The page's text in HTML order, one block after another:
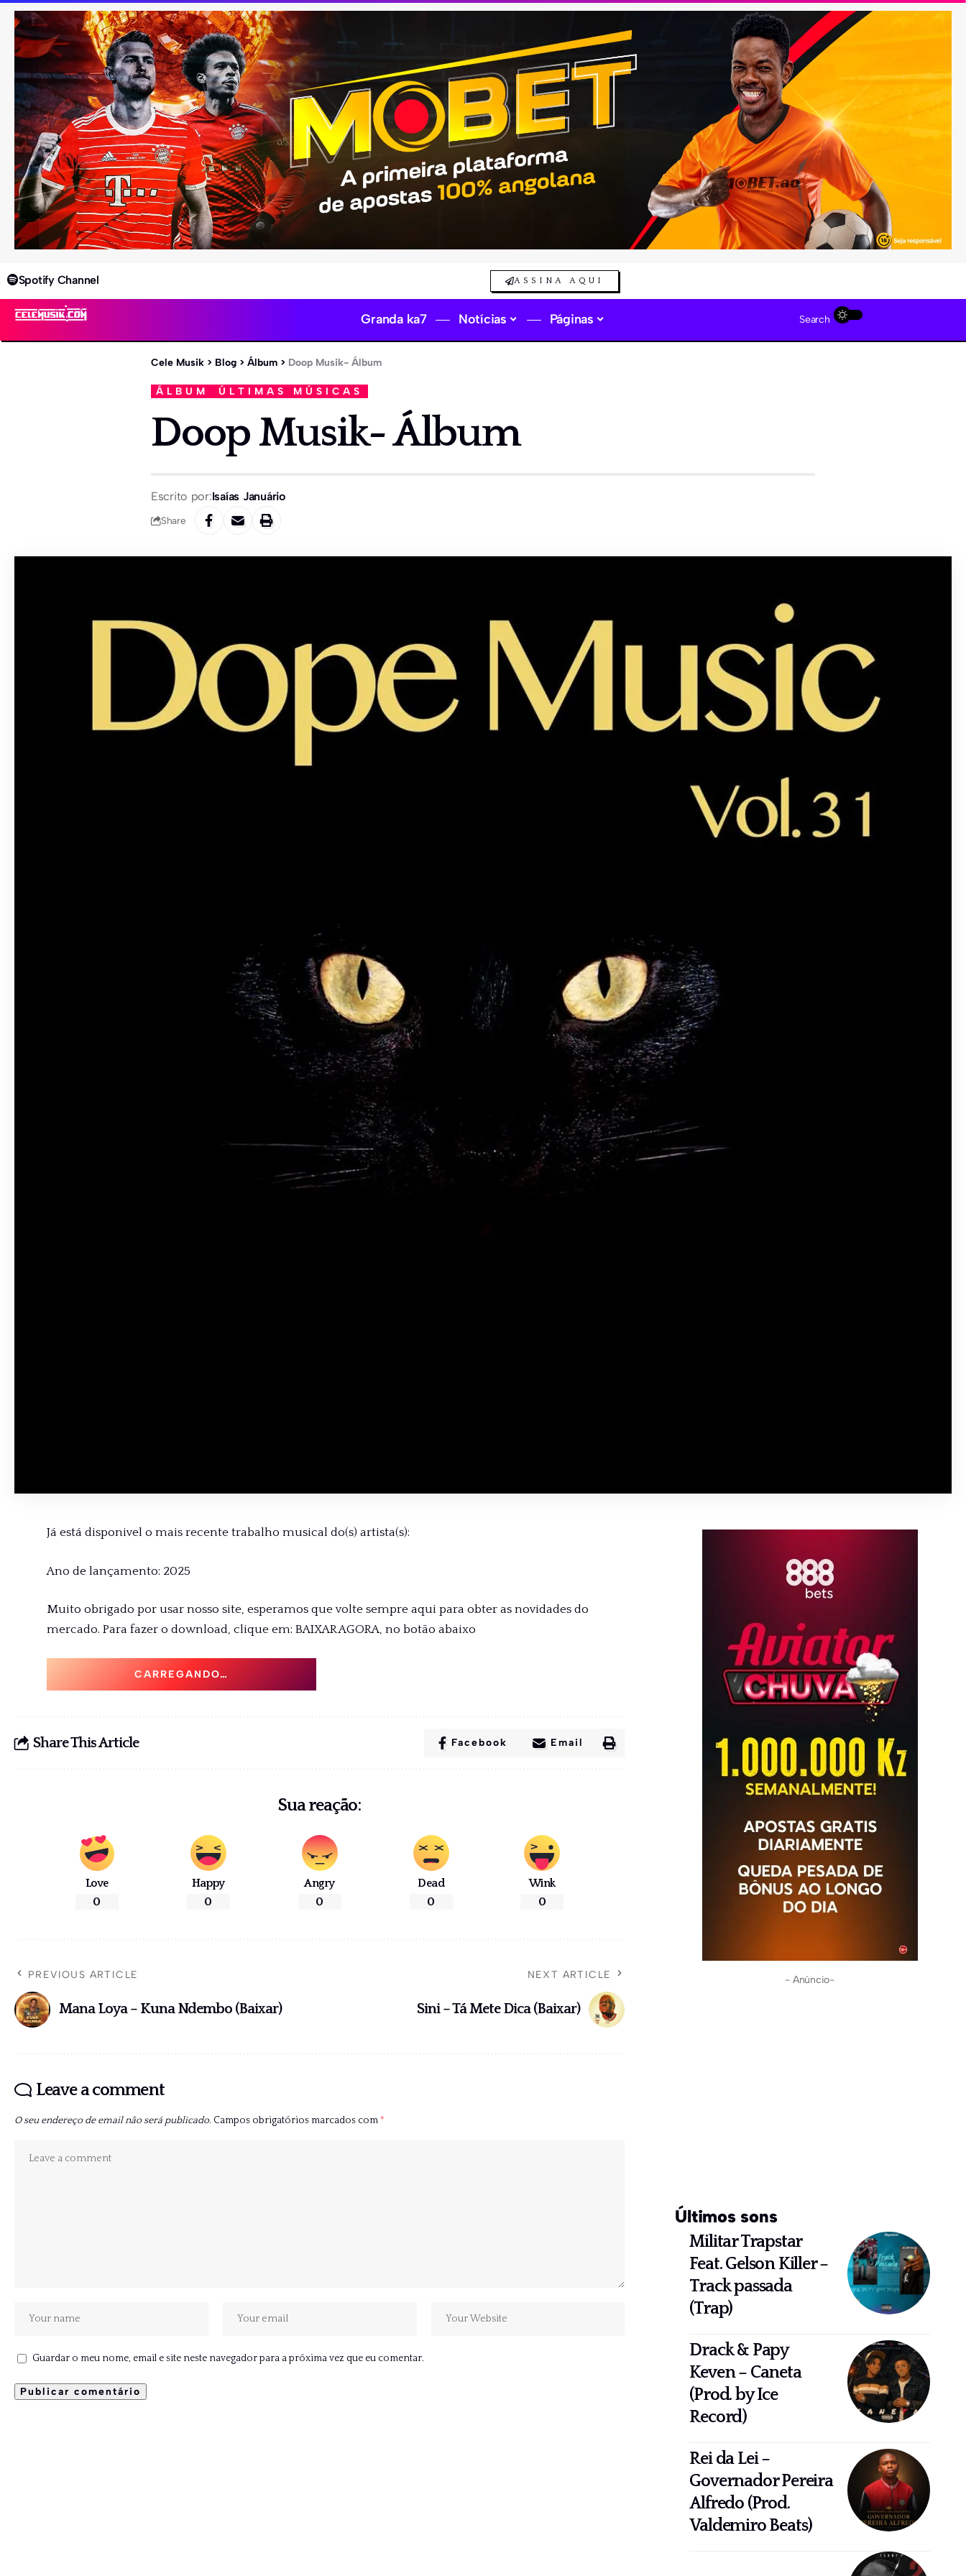
Spotify Channel ASSINA AQUI
Granda ka7 Notícias Páginas Search
Cele Musik > Blog > Álbum > Doop Musik- Álbum
ÁLBUM ÚLTIMAS MÚSICAS
Doop Musik- Álbum
Escrito por:Isaías Januário
Share
Já está disponivel o mais recente trabalho musical do(s) artista(s):
Ano de lançamento: 2025
Muito obrigado por usar nosso site, esperamos que volte sempre aqui para obter as novidades do
mercado. Para fazer o download, clique em: BAIXAR AGORA, no botão abaixo
CARREGANDO…
Share This Article Facebook Email
Sua reação:
Love
0
Happy
0
Angry
0
Dead
0
Wink
0
PREVIOUS ARTICLE
Mana Loya – Kuna Ndembo (Baixar)
NEXT ARTICLE
Sini – Tá Mete Dica (Baixar)
Leave a comment
O seu endereço de email não será publicado. Campos obrigatórios marcados com*
Guardar o meu nome, email e site neste navegador para a próxima vez que eu comentar.
- Anúncio-
Últimos sons
Militar Trapstar
Feat. Gelson Killer –
Track passada
(Trap)
Drack & Papy
Keven – Caneta
(Prod. by Ice
Record)
Rei da Lei –
Governador Pereira
Alfredo (Prod.
Valdemiro Beats)